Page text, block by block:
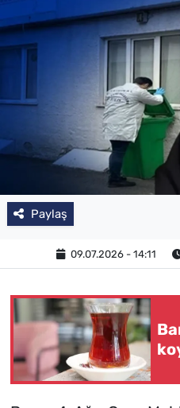
Paylaş
09.07.2026 - 14:11